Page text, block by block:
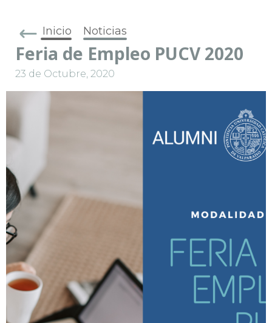
Inicio Noticias
Feria de Empleo PUCV 2020
23 de Octubre, 2020